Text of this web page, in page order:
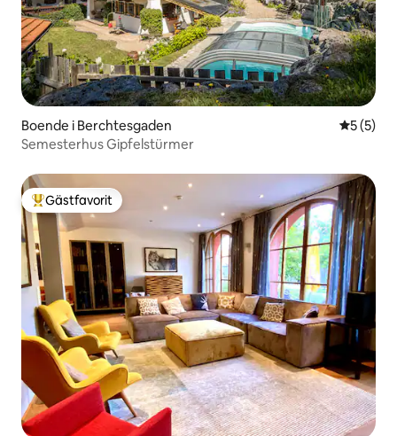
Boende i Berchtesgaden 5 av 5 i
5 (5)
Semesterhus Gipfelstürmer
Populär gästfavorit
Gästfavorit